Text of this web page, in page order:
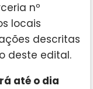
nº
locais
descritas
deste edital.
até o dia